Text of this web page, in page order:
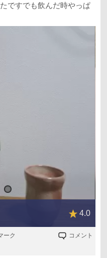
ですでも飲んだ時やっぱ
4.0
ーク コメント